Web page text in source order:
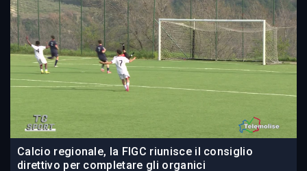
Calcio regionale, la FIGC riunisce il consiglio
direttivo per completare gli organici